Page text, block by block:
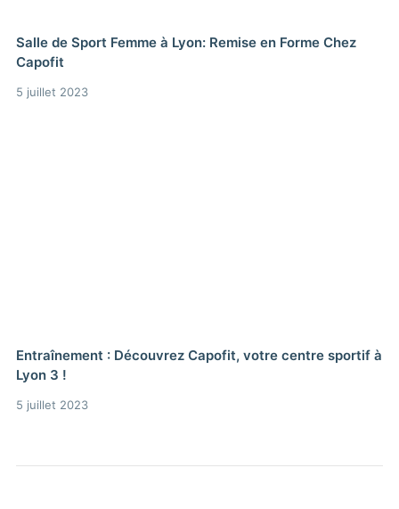
Salle de Sport Femme à Lyon: Remise en Forme Chez
Capofit
5 juillet 2023
Entraînement : Découvrez Capofit, votre centre sportif à
Lyon 3 !
5 juillet 2023